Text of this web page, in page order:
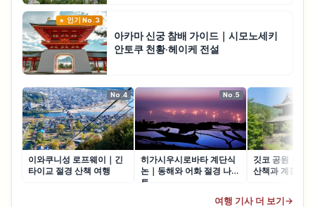
인기 No.3
아카마 신궁 참배 가이드｜시모노세키
안토쿠 천황·헤이케 전설
No.4
이와쿠니성 로프웨이｜긴
타이교 절경 산책 여행
No.5
히가시우시로바타 계단식
논｜동해와 어화 절경 나가
토
깃코 공원｜이
산책과 계절 꽃
여행 기사 더 보기 →